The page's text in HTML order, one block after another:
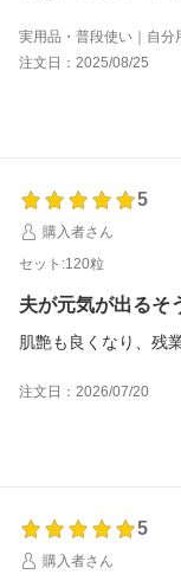
高価なので割引クー
夏の暑い時に体力が
ます。
実用品・普段使い｜自分
注文日：2025/08/25
5
購入者さん
セット:120粒
夫が元気が出るそ
肌艶も良くなり、残
注文日：2026/07/20
5
購入者さん